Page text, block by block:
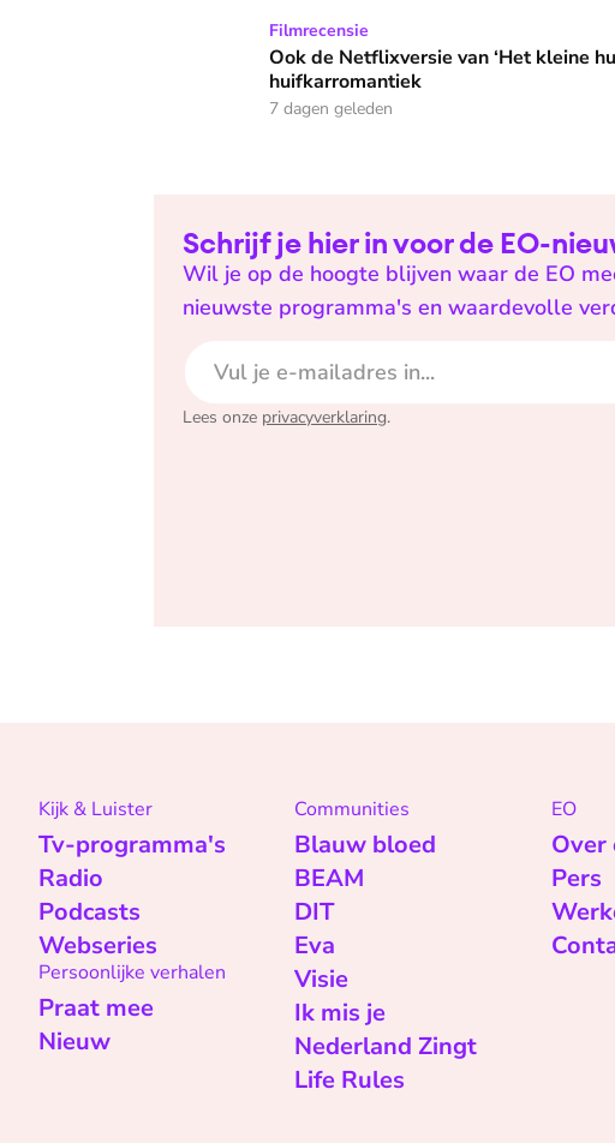
Ook de Netflixversie van ‘Het kleine huis’ biedt fijne
Filmrecensie
Ook de Netflixversie van ‘Het kleine
huifkarromantiek
7 dagen geleden
Schrijf je hier in voor de EO-
Wil je op de hoogte blijven waar de EO
nieuwste programma's en waardevolle
Lees onze privacyverklaring.
Kijk & Luister
Tv-programma's
Radio
Podcasts
Webseries
Persoonlijke verhalen
Praat mee
Nieuw
Communities
Blauw bloed
BEAM
DIT
Eva
Visie
Ik mis je
Nederland Zingt
Life Rules
EO
Over
Pers